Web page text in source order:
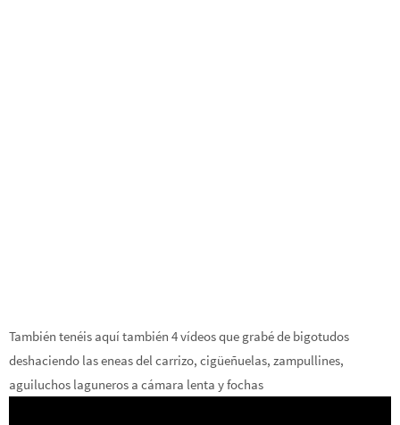
También tenéis aquí también 4 vídeos que grabé de bigotudos
deshaciendo las eneas del carrizo, cigüeñuelas, zampullines,
aguiluchos laguneros a cámara lenta y fochas